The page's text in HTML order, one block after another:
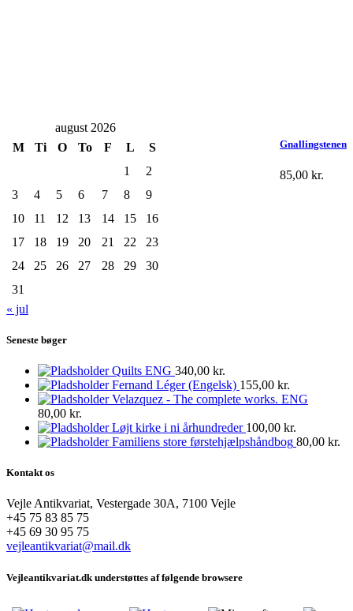
Gnallingstenen
85,00 kr.
august 2026
M
Ti O To F L
S
1
2
3
4 5 6 7 8
9
10
11 12 13 14 15
16
17
18 19 20 21 22
23
24
25 26 27 28 29
30
31
« jul
Seneste bøger
Quilts ENG 340,00 kr.
Fernand Léger (Engelsk) 155,00 kr.
Velazquez - The complete works. ENG
80,00 kr.
Løjt kirke i ni århundreder 100,00 kr.
Familiens store førstehjælpshåndbog 80,00 kr.
Kontakt os
Vejle Antikvariat, Vestergade 30A, 7100 Vejle
+45 75 83 85 75
+45 69 30 95 75
vejleantikvariat@mail.dk
Vejleantikvariat.dk understøttes af følgende browsere